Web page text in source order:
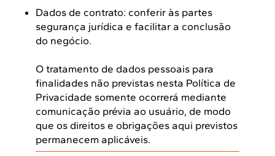
Dados de contrato: conferir às partes
segurança jurídica e facilitar a conclusão
do negócio.
O tratamento de dados pessoais para
finalidades não previstas nesta Política de
Privacidade somente ocorrerá mediante
comunicação prévia ao usuário, de modo
que os direitos e obrigações aqui previstos
permanecem aplicáveis.